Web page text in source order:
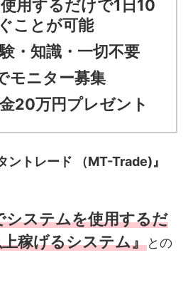
用するだけで1日10
ことが可能
・知識・一切不要
モニター募集
20万円プレゼント
ントレード （MT-Trade)』
システムを使用するだ
稼げるシステム』との